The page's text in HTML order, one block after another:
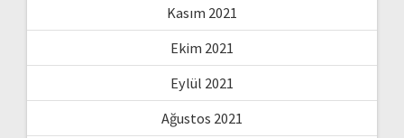
Kasım 2021
Ekim 2021
Eylül 2021
Ağustos 2021